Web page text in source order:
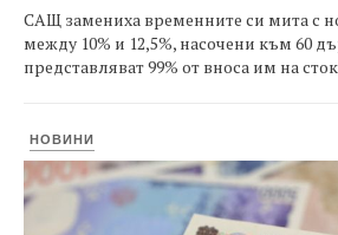
САЩ замениха временните си мита с
между 10% и 12,5%, насочени към 60
представляват 99% от вноса им на
НОВИНИ